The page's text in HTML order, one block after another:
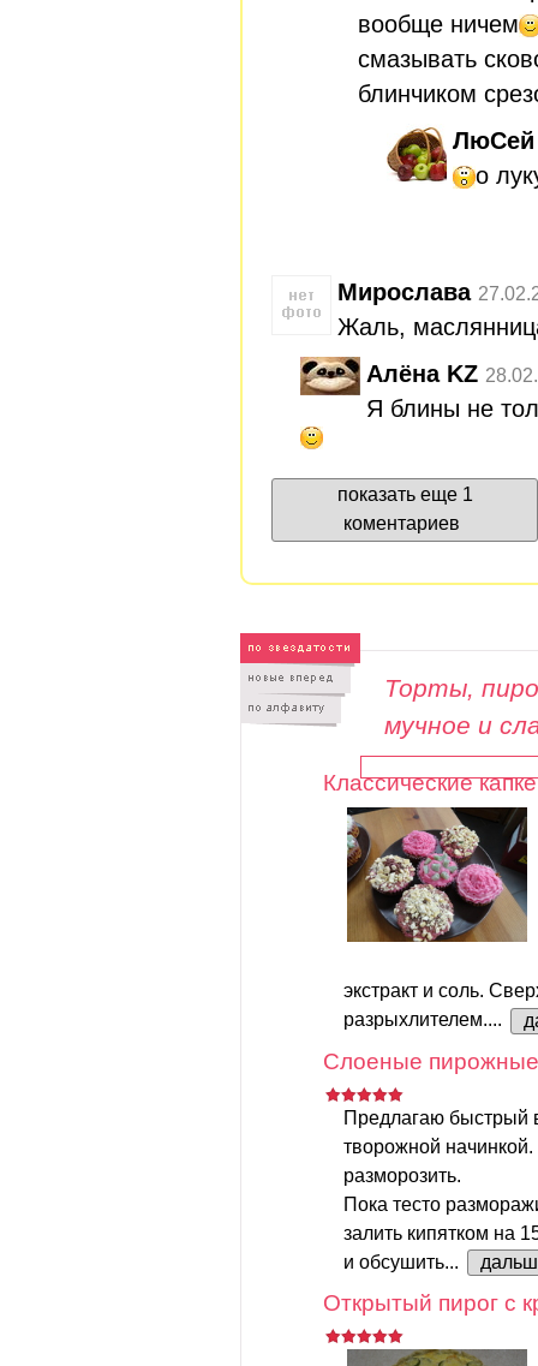
вообще ничем
смазывать
блинчиком
ЛюСей
о
Мирослава
Жаль,
Алёна KZ
Я блины не
показать еще 1
коментариев
Торты,
мучное и
Классические
экстракт и соль.
разрыхлителем....
Слоеные
Предлагаю быстрый
творожной
разморозить.
Пока тесто
залить кипятком на
и обсушить...
Открытый пирог с